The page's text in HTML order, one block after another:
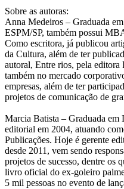
Sobre as autoras:
Anna Medeiros – Graduada
ESPM/SP, também possui
Como escritora, já publicou
da Cultura, além de ter
autoral, Entre rios, pela editora
também no mercado
empresas, além de ter
projetos de comunicação de
Marcia Batista – Graduada em
editorial em 2004, atuando
Publicações. Hoje é gerente
desde 2011, vem sendo
projetos de sucesso, dentre os
livro oficial do ex-goleiro
5 mil pessoas no evento de